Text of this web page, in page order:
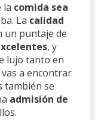
la comida sea
La calidad
un puntaje de
, y
lujo tanto en
vas a encontrar
también se
admisión de